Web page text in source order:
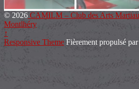
© 2026 CAMILM – Club des Arts
Montlhéry
↑
Responsive Theme Fièrement propulsé par